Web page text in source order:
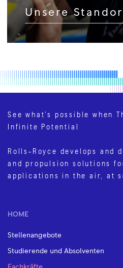
Unsere
See what’s possible when
Infinite Potential
Rolls‑Royce develops and
and propulsion solutions
applications in the air, at
HOME
Stellenangebote
Studierende und Absolventen